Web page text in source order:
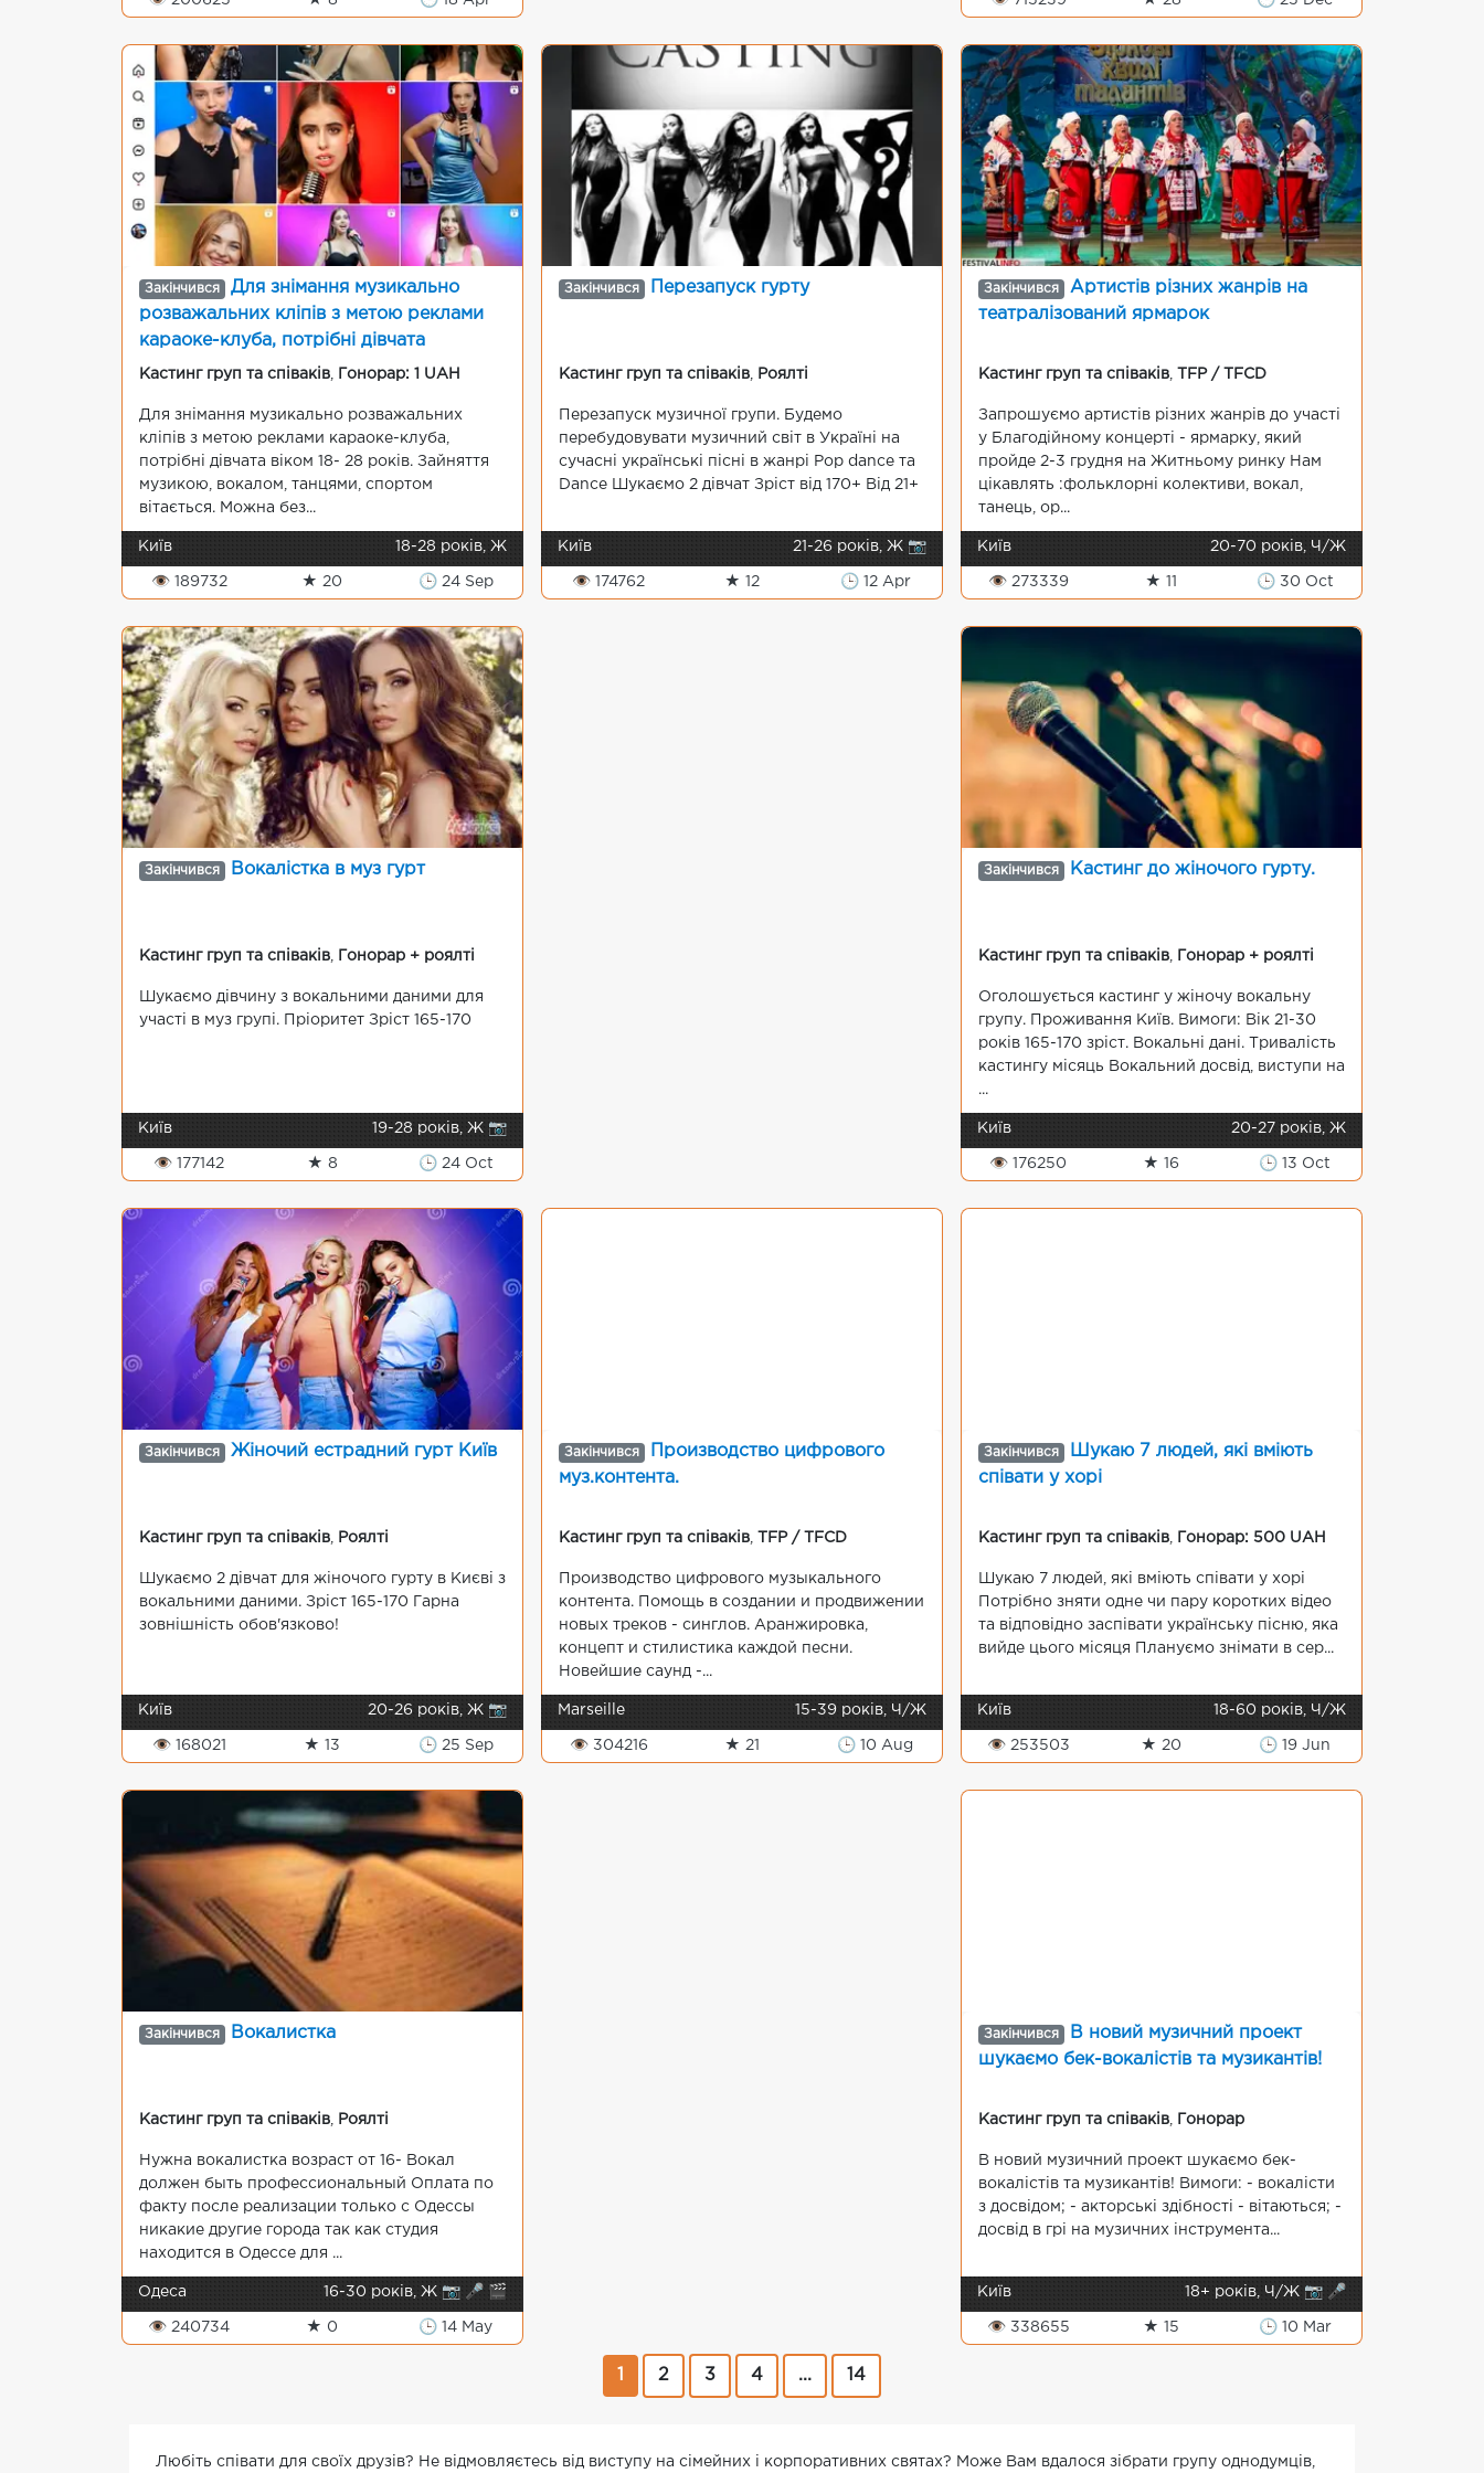
Закінчився
Для знімання музикально
розважальних кліпів з метою реклами
караоке-клуба, потрібні дівчата
Кастинг груп та співаків Гонорар: 1 UAH
Для знімання музикально розважальних
кліпів з метою реклами караоке-клуба,
потрібні дівчата віком 18- 28 років. Зайняття
музикою, вокалом, танцями, спортом
вітається. Можна без...
Київ 18-28 років, Ж
👁 189732 ★ 20 🕒 24 Sep
Закінчився Перезапуск гурту
Кастинг груп та співаків Роялті
Перезапуск музичної групи. Будемо
перебудовувати музичний світ в Україні на
сучасні українські пісні в жанрі Pop dance та
Dance Шукаємо 2 дівчат Зріст від 170+ Від 21+
Київ 21-26 років, Ж 📷
👁 174762 ★ 12 🕒 12 Apr
Закінчився
Артистів різних жанрів на
театралізований ярмарок
Кастинг груп та співаків TFP / TFCD
Запрошуємо артистів різних жанрів до участі
у Благодійному концерті - ярмарку, який
пройде 2-3 грудня на Житньому ринку Нам
цікавлять :фольклорні колективи, вокал,
танець, ор...
Київ 20-70 років, Ч/Ж
👁 273339 ★ 11 🕒 30 Oct
Закінчився Вокалістка в муз гурт
Кастинг груп та співаків Гонорар + роялті
Шукаємо дівчину з вокальними даними для
участі в муз групі. Пріоритет Зріст 165-170
Київ 19-28 років, Ж 📷
👁 177142 ★ 8 🕒 24 Oct
Закінчився Кастинг до жіночого гурту.
Кастинг груп та співаків Гонорар + роялті
Оголошується кастинг у жіночу вокальну
групу. Проживання Київ. Вимоги: Вік 21-30
років 165-170 зріст. Вокальні дані. Тривалість
кастингу місяць Вокальний досвід, виступи на
...
Київ 20-27 років, Ж
👁 176250 ★ 16 🕒 13 Oct
Закінчився Жіночий естрадний гурт Київ
Кастинг груп та співаків Роялті
Шукаємо 2 дівчат для жіночого гурту в Києві з
вокальними даними. Зріст 165-170 Гарна
зовнішність обов'язково!
Київ 20-26 років, Ж 📷
👁 168021 ★ 13 🕒 25 Sep
Закінчився
Производство цифрового
муз.контента.
Кастинг груп та співаків TFP / TFCD
Производство цифрового музыкального
контента. Помощь в создании и продвижении
новых треков - синглов. Аранжировка,
концепт и стилистика каждой песни.
Новейшие саунд -...
Marseille 15-39 років, Ч/Ж
👁 304216 ★ 21 🕒 10 Aug
Закінчився
Шукаю 7 людей, які вміють
співати у хорі
Кастинг груп та співаків Гонорар: 500 UAH
Шукаю 7 людей, які вміють співати у хорі
Потрібно зняти одне чи пару коротких відео
та відповідно заспівати українську пісню, яка
вийде цього місяця Плануємо знімати в сер...
Київ 18-60 років, Ч/Ж
👁 253503 ★ 20 🕒 19 Jun
Закінчився Вокалистка
Кастинг груп та співаків Роялті
Нужна вокалистка возраст от 16- Вокал
должен быть профессиональный Оплата по
факту после реализации только с Одессы
никакие другие города так как студия
находится в Одессе для ...
Одеса 16-30 років, Ж 📷 🎤 🎬
👁 240734 ★ 0 🕒 14 May
Закінчився
В новий музичний проект
шукаємо бек-вокалістів та музикантів!
Кастинг груп та співаків Гонорар
В новий музичний проект шукаємо бек-
вокалістів та музикантів! Вимоги: - вокалісти
з досвідом; - акторські здібності - вітаються; -
досвід в грі на музичних інструмента...
Київ 18+ років, Ч/Ж 📷 🎤
👁 338655 ★ 15 🕒 10 Mar
2 3 4 ... 14
Любіть співати для своїх друзів? Не відмовляєтесь від виступу на сімейних і корпоративних святах? Може Вам вдалося зібрати групу однодумців,